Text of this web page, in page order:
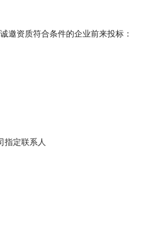
邀资质符合条件的企业前来投标：
指定联系人